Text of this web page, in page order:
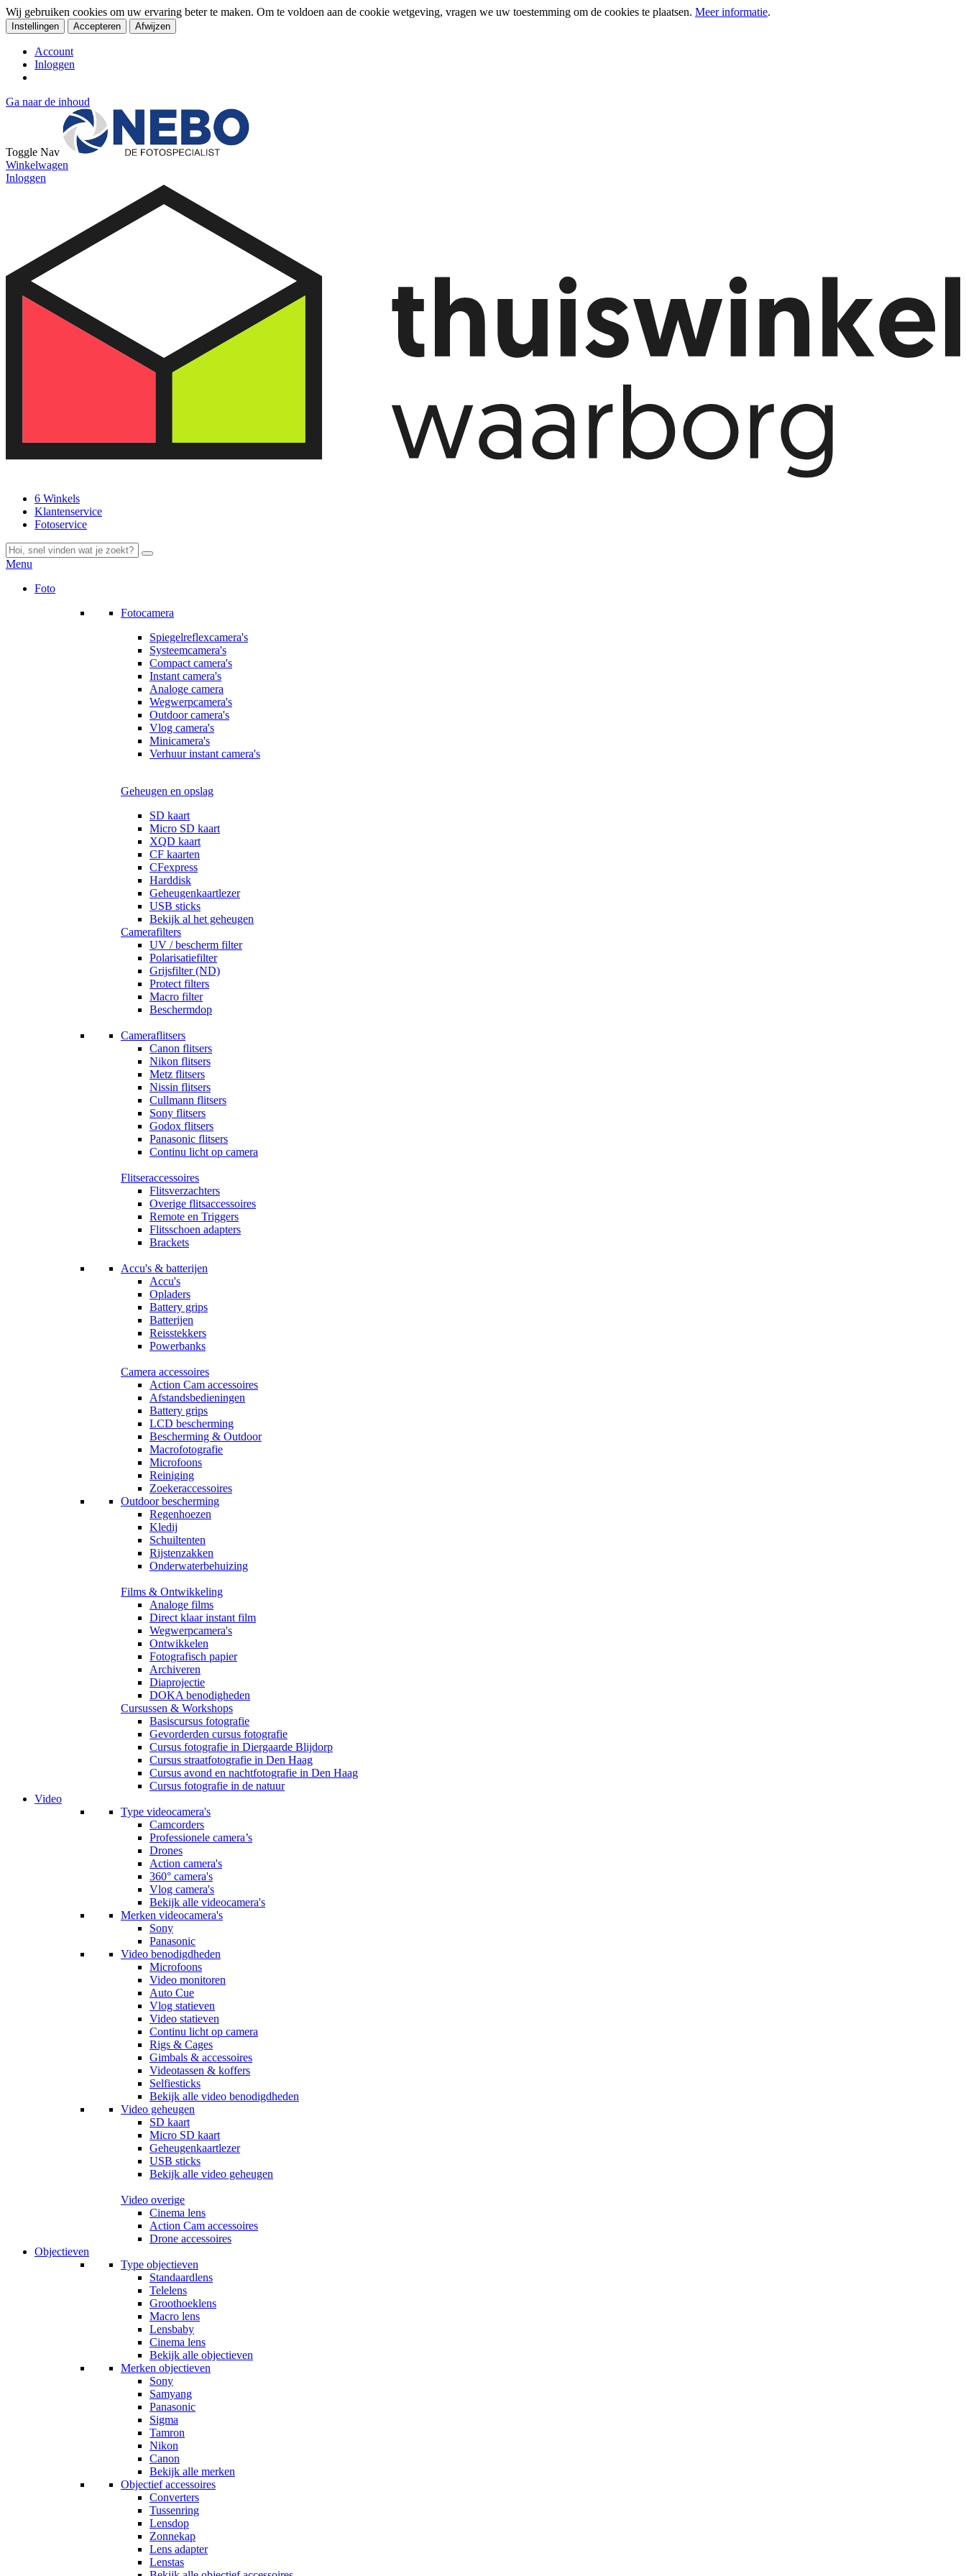
Wij gebruiken cookies om uw ervaring beter te maken. Om te voldoen aan de cookie wetgeving, vragen we uw toestemming om de cookies te plaatsen. Meer informatie.
Instellingen Accepteren Afwijzen
Account
Inloggen
Ga naar de inhoud
Toggle Nav
Winkelwagen
Inloggen
6 Winkels
Klantenservice
Fotoservice
Menu
Foto
Fotocamera
Spiegelreflexcamera's
Systeemcamera's
Compact camera's
Instant camera's
Analoge camera
Wegwerpcamera's
Outdoor camera's
Vlog camera's
Minicamera's
Verhuur instant camera's
Geheugen en opslag
SD kaart
Micro SD kaart
XQD kaart
CF kaarten
CFexpress
Harddisk
Geheugenkaartlezer
USB sticks
Bekijk al het geheugen
Camerafilters
UV / bescherm filter
Polarisatiefilter
Grijsfilter (ND)
Protect filters
Macro filter
Beschermdop
Cameraflitsers
Canon flitsers
Nikon flitsers
Metz flitsers
Nissin flitsers
Cullmann flitsers
Sony flitsers
Godox flitsers
Panasonic flitsers
Continu licht op camera
Flitseraccessoires
Flitsverzachters
Overige flitsaccessoires
Remote en Triggers
Flitsschoen adapters
Brackets
Accu's & batterijen
Accu's
Opladers
Battery grips
Batterijen
Reisstekkers
Powerbanks
Camera accessoires
Action Cam accessoires
Afstandsbedieningen
Battery grips
LCD bescherming
Bescherming & Outdoor
Macrofotografie
Microfoons
Reiniging
Zoekeraccessoires
Outdoor bescherming
Regenhoezen
Kledij
Schuiltenten
Rijstenzakken
Onderwaterbehuizing
Films & Ontwikkeling
Analoge films
Direct klaar instant film
Wegwerpcamera's
Ontwikkelen
Fotografisch papier
Archiveren
Diaprojectie
DOKA benodigheden
Cursussen & Workshops
Basiscursus fotografie
Gevorderden cursus fotografie
Cursus fotografie in Diergaarde Blijdorp
Cursus straatfotografie in Den Haag
Cursus avond en nachtfotografie in Den Haag
Cursus fotografie in de natuur
Video
Type videocamera's
Camcorders
Professionele camera’s
Drones
Action camera's
360° camera's
Vlog camera's
Bekijk alle videocamera's
Merken videocamera's
Sony
Panasonic
Video benodigdheden
Microfoons
Video monitoren
Auto Cue
Vlog statieven
Video statieven
Continu licht op camera
Rigs & Cages
Gimbals & accessoires
Videotassen & koffers
Selfiesticks
Bekijk alle video benodigdheden
Video geheugen
SD kaart
Micro SD kaart
Geheugenkaartlezer
USB sticks
Bekijk alle video geheugen
Video overige
Cinema lens
Action Cam accessoires
Drone accessoires
Objectieven
Type objectieven
Standaardlens
Telelens
Groothoeklens
Macro lens
Lensbaby
Cinema lens
Bekijk alle objectieven
Merken objectieven
Sony
Samyang
Panasonic
Sigma
Tamron
Nikon
Canon
Bekijk alle merken
Objectief accessoires
Converters
Tussenring
Lensdop
Zonnekap
Lens adapter
Lenstas